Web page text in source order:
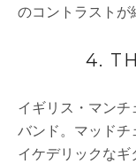
のコントラストが
4.
イギリス・マンチ
バンド。マッドチ
イケデリックなギ